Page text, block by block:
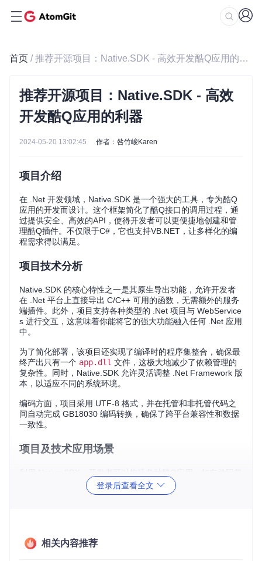
首页 / 推荐开源项目：Native.SDK - 高效开发酷Q应用的利器
推荐开源项目：Native.SDK - 高效
开发酷Q应用的利器
2024-05-20 13:02:45 作者：咎竹峻Karen
项目介绍
在 .Net 开发领域，Native.SDK 是一个强大的工具，专为酷Q
应用的开发而设计。这个框架简化了酷Q接口的调用过程，通
过提供安全、高效的API，使得开发者可以更便捷地创建和管
理酷Q插件。不仅限于C#，它也支持VB.NET，让多样化的编
程需求得以满足。
项目技术分析
Native.SDK 的核心特性之一是其原生导出功能，允许开发者
在 .Net 平台上直接导出 C/C++ 可用的函数，无需额外的服务
端插件。此外，项目支持各种类型的 .Net 项目与 WebService
s 进行交互，这意味着你能将它的强大功能融入任何 .Net 应用
中。
为了简化部署，该项目还实现了编译时的程序集整合，确保最
终产出只有一个 app.dll 文件，这极大地减少了依赖管理的
复杂性。同时，Native.SDK 允许灵活调整 .Net Framework 版
本，以适应不同的系统环境。
编码方面，项目采用 UTF-8 格式，并在托管和非托管代码之
间自动完成 GB18030 编码转换，确保了跨平台兼容性和数据
一致性。
项目及技术应用场景
机器人、群聊管理工具或个性化的消息过滤器等。不论是个人
爱好者还是企业团队，都能在这个框架下快速实现复杂的聊天
登录后查看全文
相关内容推荐